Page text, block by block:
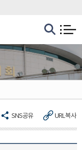
SNS공유 URL복사